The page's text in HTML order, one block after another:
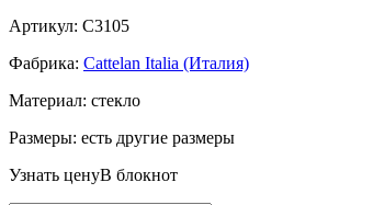
Артикул: C3105
Фабрика: Cattelan Italia (Италия)
Материал: стекло
Размеры: есть другие размеры
Узнать ценуВ блокнот